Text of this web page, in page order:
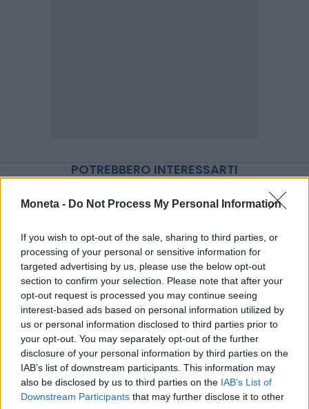
Moneta - Do Not Process My Personal Information
If you wish to opt-out of the sale, sharing to third parties, or
processing of your personal or sensitive information for
targeted advertising by us, please use the below opt-out
section to confirm your selection. Please note that after your
opt-out request is processed you may continue seeing
interest-based ads based on personal information utilized by
us or personal information disclosed to third parties prior to
your opt-out. You may separately opt-out of the further
disclosure of your personal information by third parties on the
IAB’s list of downstream participants. This information may
also be disclosed by us to third parties on the IAB’s List of
Downstream Participants that may further disclose it to other
POTREBBERO INTERESSARTI
IMPRESA E MANAGEMENT
21 Invest raggiunge un accordo di